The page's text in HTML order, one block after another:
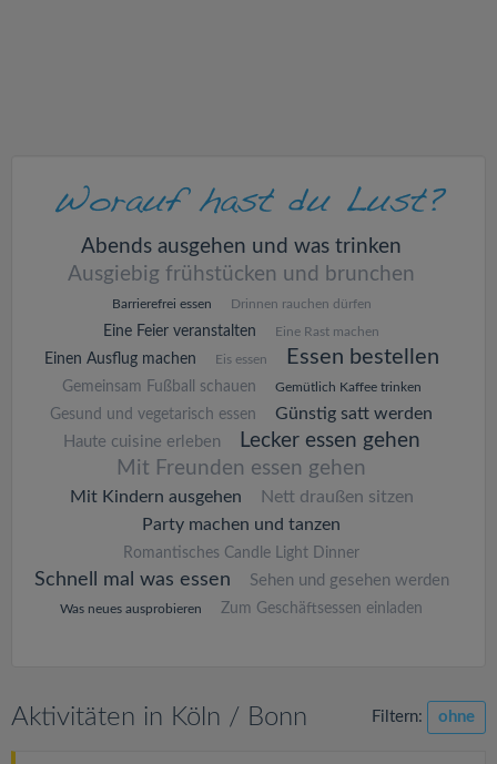
Abends ausgehen und was trinken
Ausgiebig frühstücken und brunchen
Barrierefrei essen Drinnen rauchen dürfen
Eine Feier veranstalten Eine Rast machen
Einen Ausflug machen Eis essen Essen bestellen
Gemeinsam Fußball schauen Gemütlich Kaffee trinken
Gesund und vegetarisch essen Günstig satt werden
Haute cuisine erleben
Lecker essen gehen
Mit Freunden essen gehen
Mit Kindern ausgehen
Nett draußen sitzen
Party machen und tanzen
Romantisches Candle Light Dinner
Schnell mal was essen Sehen und gesehen werden
Was neues ausprobieren Zum Geschäftsessen einladen
Aktivitäten in Köln / Bonn Filtern: ohne
n